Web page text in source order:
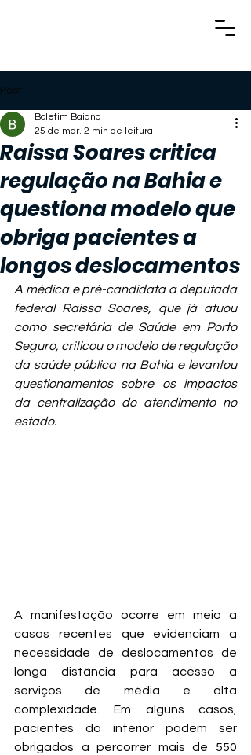
Post
Raissa Soares critica
regulação na Bahia e
questiona modelo que
obriga pacientes a
longos deslocamentos
Boletim Baiano
25 de mar. 2 min de leitura
A médica e pré-candidata a deputada
federal Raissa Soares, que já atuou
como secretária de Saúde em Porto
Seguro, criticou o modelo de regulação
da saúde pública na Bahia e levantou
questionamentos sobre os impactos
da centralização do atendimento no
estado.
A manifestação ocorre em meio a
casos recentes que evidenciam a
necessidade de deslocamentos de
longa distância para acesso a
serviços de média e alta
complexidade. Em alguns casos,
pacientes do interior podem ser
obrigados a percorrer mais de 550